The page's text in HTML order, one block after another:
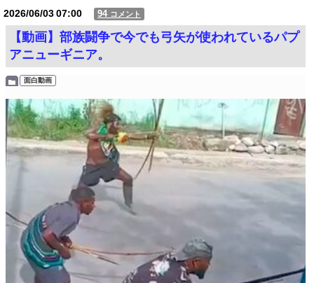
2026/06/0307:00 94 コメント
【動画】部族闘争で今でも弓矢が使われているパプ
アニューギニア。
面白動画